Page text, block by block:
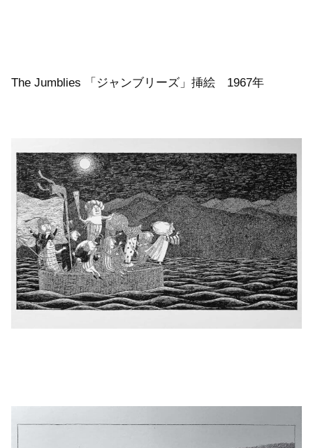
The Jumblies 「ジャンブリーズ」挿絵 1967年